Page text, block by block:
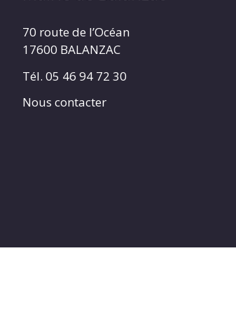
70 route de l’Océan
17600 BALANZAC
Tél. 05 46 94 72 30
Nous contacter